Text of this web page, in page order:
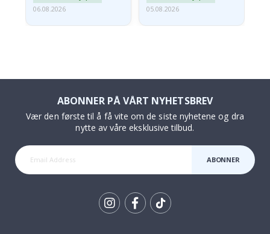
06.08.2026
05.08.2026
ABONNER PÅ VÅRT NYHETSBREV
Vær den første til å få vite om de siste nyhetene og dra
nytte av våre eksklusive tilbud.
ABONNER